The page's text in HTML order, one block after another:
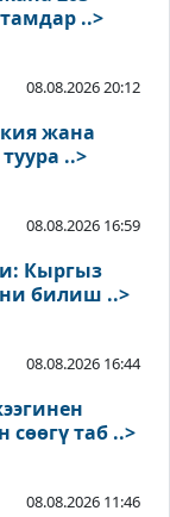
..>
08.08.2026 20:12
жана
..>
08.08.2026 16:59
Кыргыз
билиш ..>
08.08.2026 16:44
таб ..>
08.08.2026 11:46